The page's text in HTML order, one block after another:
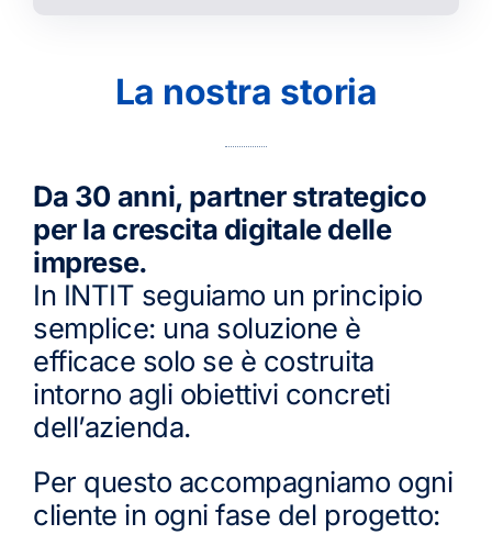
La nostra storia
Da 30 anni, partner strategico
per la crescita digitale delle
imprese.
In INTIT seguiamo un principio
semplice: una soluzione è
efficace solo se è costruita
intorno agli obiettivi concreti
dell’azienda.
Per questo accompagniamo ogni
cliente in ogni fase del progetto: